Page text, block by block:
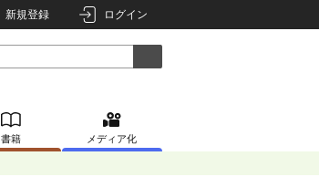
新規登録 ログイン
書籍 メディア化